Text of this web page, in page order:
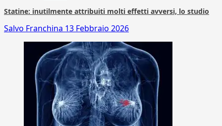
Statine: inutilmente attribuiti molti effetti avversi, lo studio
Salvo Franchina 13 Febbraio 2026